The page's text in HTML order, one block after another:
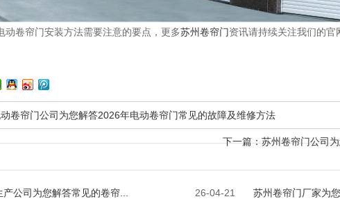
动卷帘门安装方法需要注意的要点，更多苏州卷帘门资讯请持续关注我们的
卷帘门公司为您解答2026年电动卷帘门常见的故障及维修方法
下一篇：苏州卷帘门公司
26-04-21
公司为您解答常见的卷帘... 苏州卷帘门厂家为